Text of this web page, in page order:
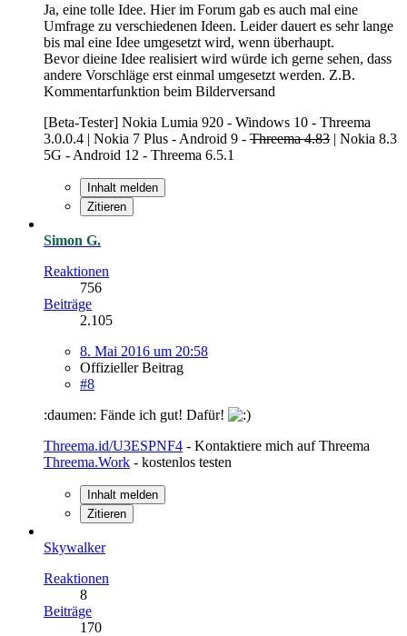
Ja, eine tolle Idee. Hier im Forum gab es auch mal eine
Umfrage zu verschiedenen Ideen. Leider dauert es sehr lange
bis mal eine Idee umgesetzt wird, wenn überhaupt.
Bevor dieine Idee realisiert wird würde ich gerne sehen, dass
andere Vorschläge erst einmal umgesetzt werden. Z.B.
Kommentarfunktion beim Bilderversand
[Beta-Tester] Nokia Lumia 920 - Windows 10 - Threema
3.0.0.4 | Nokia 7 Plus - Android 9 - Threema 4.83 | Nokia 8.3
5G - Android 12 - Threema 6.5.1
Inhalt melden
Zitieren
Simon G.
Reaktionen
756
Beiträge
2.105
8. Mai 2016 um 20:58
Offizieller Beitrag
#8
:daumen: Fände ich gut! Dafür!
Threema.id/U3ESPNF4 - Kontaktiere mich auf Threema
Threema.Work - kostenlos testen
Inhalt melden
Zitieren
Skywalker
Reaktionen
8
Beiträge
170